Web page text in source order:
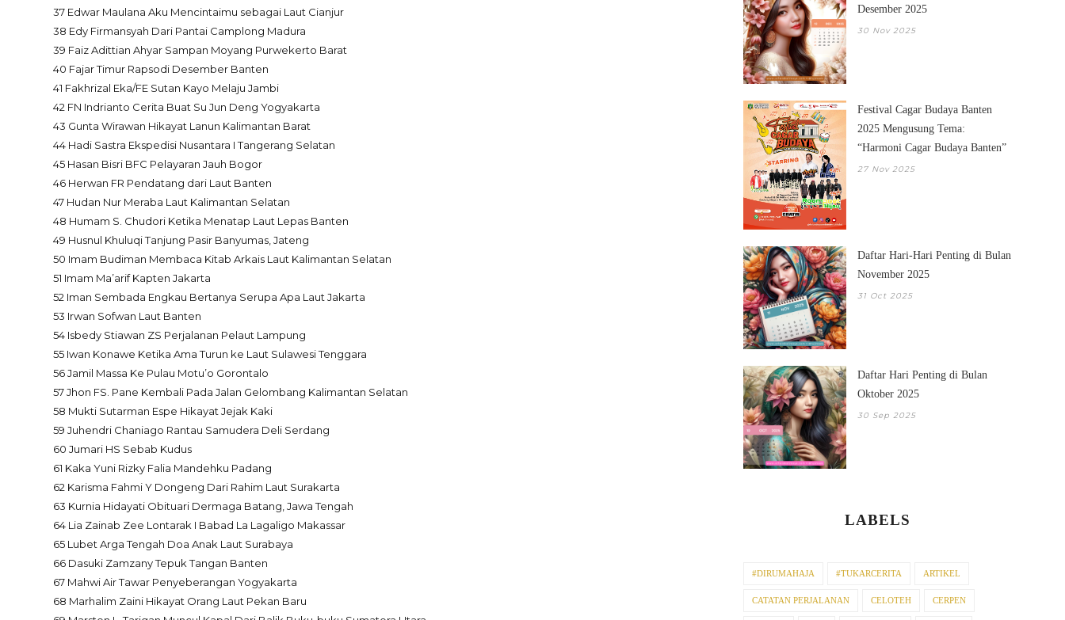
37 Edwar Maulana Aku Mencintaimu sebagai Laut Cianjur
38 Edy Firmansyah Dari Pantai Camplong Madura
39 Faiz Adittian Ahyar Sampan Moyang Purwekerto Barat
40 Fajar Timur Rapsodi Desember Banten
41 Fakhrizal Eka/FE Sutan Kayo Melaju Jambi
42 FN Indrianto Cerita Buat Su Jun Deng Yogyakarta
43 Gunta Wirawan Hikayat Lanun Kalimantan Barat
44 Hadi Sastra Ekspedisi Nusantara I Tangerang Selatan
45 Hasan Bisri BFC Pelayaran Jauh Bogor
46 Herwan FR Pendatang dari Laut Banten
47 Hudan Nur Meraba Laut Kalimantan Selatan
48 Humam S. Chudori Ketika Menatap Laut Lepas Banten
49 Husnul Khuluqi Tanjung Pasir Banyumas, Jateng
50 Imam Budiman Membaca Kitab Arkais Laut Kalimantan Selatan
51 Imam Ma’arif Kapten Jakarta
52 Iman Sembada Engkau Bertanya Serupa Apa Laut Jakarta
53 Irwan Sofwan Laut Banten
54 Isbedy Stiawan ZS Perjalanan Pelaut Lampung
55 Iwan Konawe Ketika Ama Turun ke Laut Sulawesi Tenggara
56 Jamil Massa Ke Pulau Motu’o Gorontalo
57 Jhon FS. Pane Kembali Pada Jalan Gelombang Kalimantan Selatan
58 Mukti Sutarman Espe Hikayat Jejak Kaki
59 Juhendri Chaniago Rantau Samudera Deli Serdang
60 Jumari HS Sebab Kudus
61 Kaka Yuni Rizky Falia Mandehku Padang
62 Karisma Fahmi Y Dongeng Dari Rahim Laut Surakarta
63 Kurnia Hidayati Obituari Dermaga Batang, Jawa Tengah
64 Lia Zainab Zee Lontarak I Babad La Lagaligo Makassar
65 Lubet Arga Tengah Doa Anak Laut Surabaya
66 Dasuki Zamzany Tepuk Tangan Banten
67 Mahwi Air Tawar Penyeberangan Yogyakarta
68 Marhalim Zaini Hikayat Orang Laut Pekan Baru
Desember 2025
30 Nov 2025
Festival Cagar Budaya Banten
2025 Mengusung Tema:
“Harmoni Cagar Budaya Banten”
27 Nov 2025
Daftar Hari-Hari Penting di Bulan
November 2025
31 Oct 2025
Daftar Hari Penting di Bulan
Oktober 2025
30 Sep 2025
LABELS
#DIRUMAHAJA #TUKARCERITA ARTIKEL
CATATAN PERJALANAN CELOTEH CERPEN